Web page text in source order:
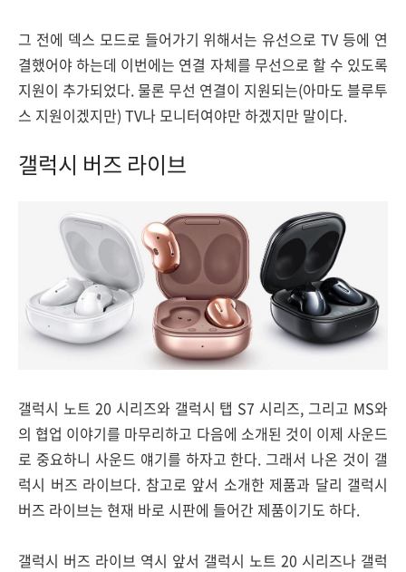
그 전에 덱스 모드로 들어가기 위해서는 유선으로 TV 등에 연
결했어야 하는데 이번에는 연결 자체를 무선으로 할 수 있도록
지원이 추가되었다. 물론 무선 연결이 지원되는(아마도 블루투
스 지원이겠지만) TV나 모니터여야만 하겠지만 말이다.
갤럭시 버즈 라이브
갤럭시 노트 20 시리즈와 갤럭시 탭 S7 시리즈, 그리고 MS와
의 협업 이야기를 마무리하고 다음에 소개된 것이 이제 사운드
로 중요하니 사운드 얘기를 하자고 한다. 그래서 나온 것이 갤
럭시 버즈 라이브다. 참고로 앞서 소개한 제품과 달리 갤럭시
버즈 라이브는 현재 바로 시판에 들어간 제품이기도 하다.
갤럭시 버즈 라이브 역시 앞서 갤럭시 노트 20 시리즈나 갤럭